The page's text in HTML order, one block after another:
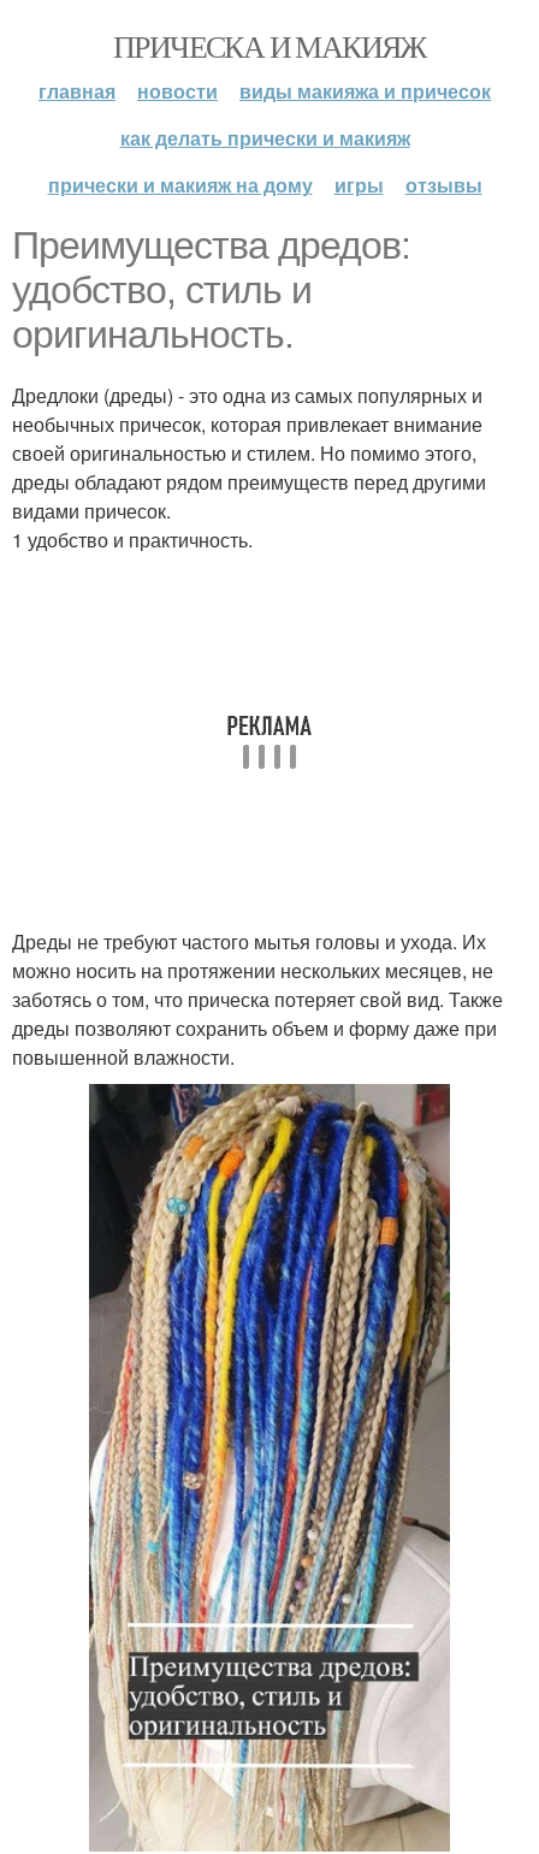
ПРИЧЕСКА И МАКИЯЖ
главная новости
виды макияжа и причесок
как делать прически и макияж
прически и макияж на дому
игры отзывы
Преимущества дредов:
удобство, стиль и
оригинальность.
Дредлоки (дреды) - это одна из самых популярных и
необычных причесок, которая привлекает внимание
своей оригинальностью и стилем. Но помимо этого,
дреды обладают рядом преимуществ перед другими
видами причесок.
1 удобство и практичность.
Дреды не требуют частого мытья головы и ухода. Их
можно носить на протяжении нескольких месяцев, не
заботясь о том, что прическа потеряет свой вид. Также
дреды позволяют сохранить объем и форму даже при
повышенной влажности.